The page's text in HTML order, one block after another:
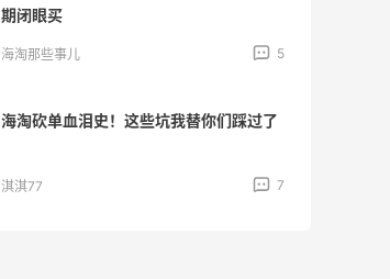
期闭眼买
海淘那些事儿 5
海淘砍单血泪史！这些坑我替你们踩过了
淇淇77 7